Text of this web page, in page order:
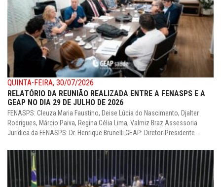
QUINTA-FEIRA, 30/07/2026
RELATÓRIO DA REUNIÃO REALIZADA ENTRE A FENASPS E A
GEAP NO DIA 29 DE JULHO DE 2026
FENASPS: Cleuza Maria Faustino, Deise Lúcia do Nascimento, Djalter
Rodrigues, Márcio Paiva, Regina Célia Lima, Valmiz Braz.Assessoria
Jurídica da FENASPS: Dr. Henrique Brunelli.GEAP: Diretor-Presidente ...